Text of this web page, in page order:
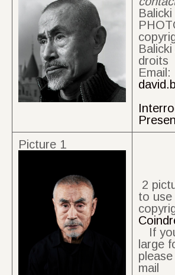
Balicki
droits
Email:
Picture 1
2
to use
If
large
mail